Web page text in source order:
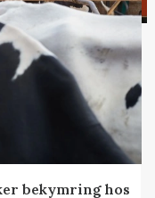
bekymring hos